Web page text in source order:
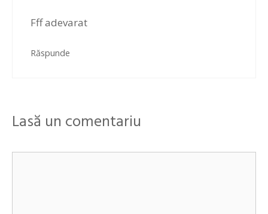
Fff adevarat
Răspunde
Lasă un comentariu